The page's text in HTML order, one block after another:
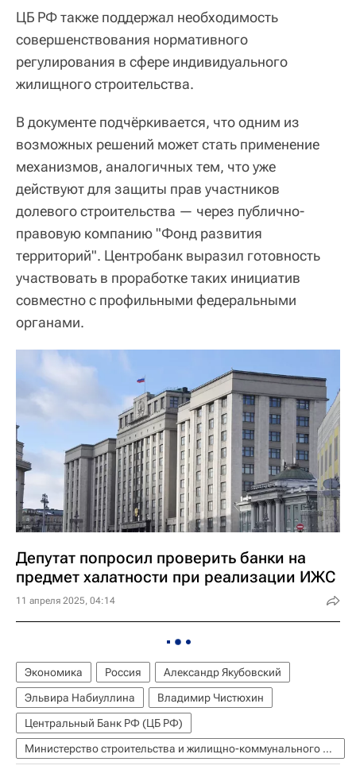
ЦБ РФ также поддержал необходимость
совершенствования нормативного
регулирования в сфере индивидуального
жилищного строительства.
В документе подчёркивается, что одним из
возможных решений может стать применение
механизмов, аналогичных тем, что уже
действуют для защиты прав участников
долевого строительства — через публично-
правовую компанию "Фонд развития
территорий". Центробанк выразил готовность
участвовать в проработке таких инициатив
совместно с профильными федеральными
органами.
Депутат попросил проверить банки на
предмет халатности при реализации ИЖС
11 апреля 2025, 04:14
Экономика Россия
Александр Якубовский
Эльвира Набиуллина
Владимир Чистюхин
Центральный Банк РФ (ЦБ РФ)
Министерство строительства и жилищно-коммунального хозяйства РФ (Минстрой России)